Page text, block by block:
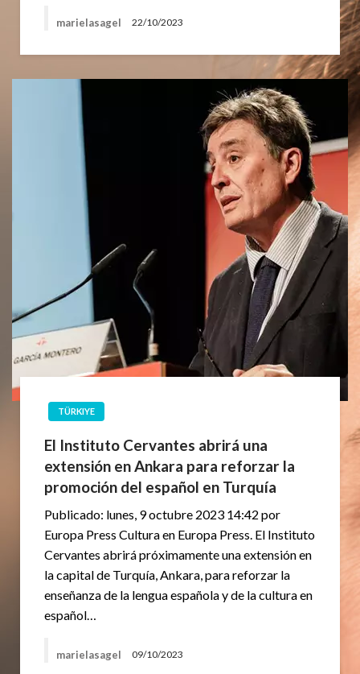
marielasagel 22/10/2023
TÜRKIYE
El Instituto Cervantes abrirá una
extensión en Ankara para reforzar la
promoción del español en Turquía
Publicado: lunes, 9 octubre 2023 14:42 por
Europa Press Cultura en Europa Press. El Instituto
Cervantes abrirá próximamente una extensión en
la capital de Turquía, Ankara, para reforzar la
enseñanza de la lengua española y de la cultura en
español…
marielasagel 09/10/2023